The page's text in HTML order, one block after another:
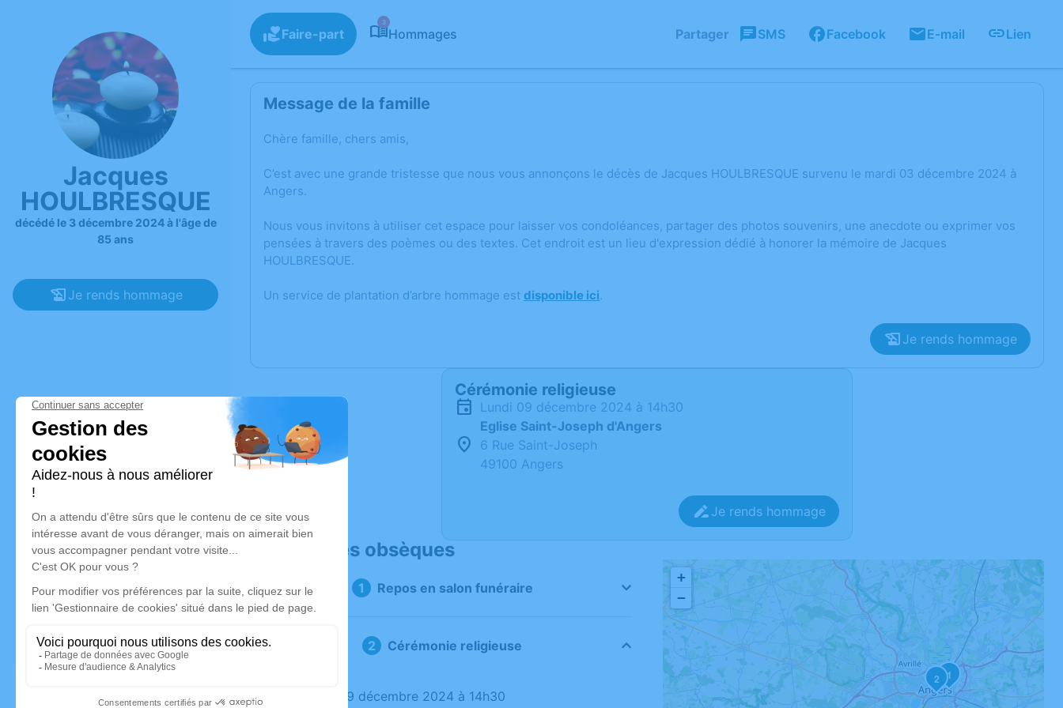
Jacques
HOULBRESQUE
décédé le 3 décembre 2024 à l'âge de
85 ans
Je rends hommage
Faire-part
3
Hommages Partager SMS Facebook E-mail Lien
Message de la famille
Chère famille, chers amis,
C’est avec une grande tristesse que nous vous annonçons le décès de Jacques HOULBRESQUE survenu le mardi 03 décembre 2024 à
Angers.
Nous vous invitons à utiliser cet espace pour laisser vos condoléances, partager des photos souvenirs, une anecdote ou exprimer vos
pensées à travers des poèmes ou des textes. Cet endroit est un lieu d'expression dédié à honorer la mémoire de Jacques
HOULBRESQUE.
Un service de plantation d’arbre hommage est disponible ici.
Je rends hommage
Cérémonie religieuse
lundi 09 décembre 2024 à 14h30
Eglise Saint-Joseph d'Angers
6 Rue Saint-Joseph
49100 Angers
Je rends hommage
Déroulé des obsèques
Repos en salon funéraire
Cérémonie religieuse
Le lundi 09 décembre 2024 à 14h30
1
2
+
−